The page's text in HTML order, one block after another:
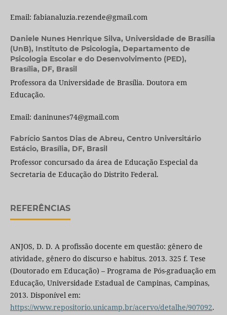
Email: fabianaluzia.rezende@gmail.com
Daniele Nunes Henrique Silva, Universidade de Brasília
(UnB), Instituto de Psicologia, Departamento de
Psicologia Escolar e do Desenvolvimento (PED),
Brasília, DF, Brasil
Professora da Universidade de Brasília. Doutora em
Educação.
Email: daninunes74@gmail.com
Fabrício Santos Dias de Abreu, Centro Universitário
Estácio, Brasília, DF, Brasil
Professor concursado da área de Educação Especial da
Secretaria de Educação do Distrito Federal.
REFERÊNCIAS
ANJOS, D. D. A profissão docente em questão: gênero de
atividade, gênero do discurso e habitus. 2013. 325 f. Tese
(Doutorado em Educação) – Programa de Pós-graduação em
Educação, Universidade Estadual de Campinas, Campinas,
2013. Disponível em:
https://www.repositorio.unicamp.br/acervo/detalhe/907092.